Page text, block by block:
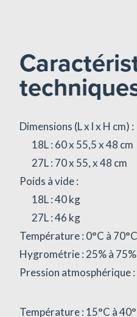
Dimensions (L x l x H cm) :
18L : 60 x 55,5 x 48 cm
27L : 70 x 55, x 48 cm
Poids à vide :
18L : 40 kg
27L : 46 kg
Température : 0°C à 70°C
Hygrométrie : 25% à
Pression atmosphérique
Température : 15°C à